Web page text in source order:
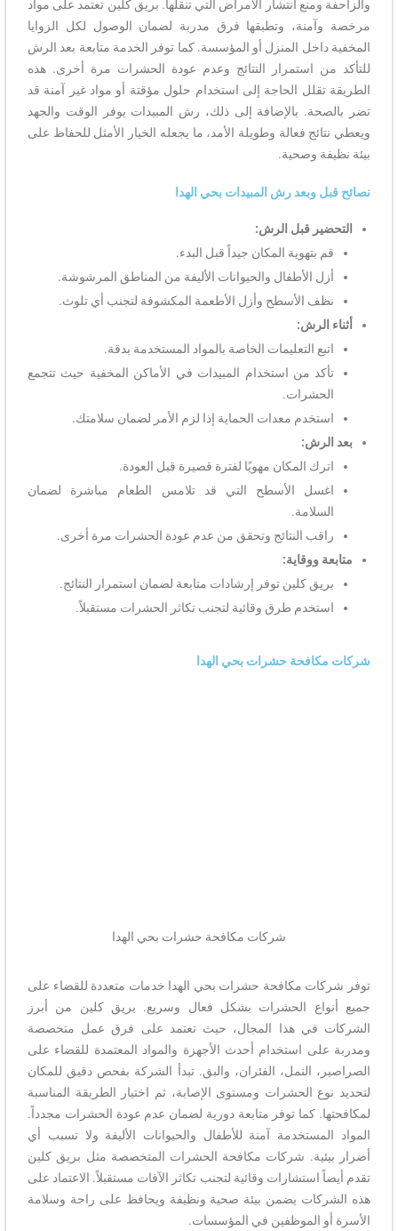
والزاحفة ومنع انتشار الأمراض التي تنقلها. بريق كلين تعتمد على مواد
مرخصة وآمنة، وتطبقها فرق مدربة لضمان الوصول لكل الزوايا
المخفية داخل المنزل أو المؤسسة. كما توفر الخدمة متابعة بعد الرش
للتأكد من استمرار النتائج وعدم عودة الحشرات مرة أخرى. هذه
الطريقة تقلل الحاجة إلى استخدام حلول مؤقتة أو مواد غير آمنة قد
تضر بالصحة. بالإضافة إلى ذلك، رش المبيدات يوفر الوقت والجهد
ويعطي نتائج فعالة وطويلة الأمد، ما يجعله الخيار الأمثل للحفاظ على
بيئة نظيفة وصحية.
نصائح قبل وبعد رش المبيدات بحي الهدا
التحضير قبل الرش:
قم بتهوية المكان جيداً قبل البدء.
أزل الأطفال والحيوانات الأليفة من المناطق المرشوشة.
نظف الأسطح وأزل الأطعمة المكشوفة لتجنب أي تلوث.
أثناء الرش:
اتبع التعليمات الخاصة بالمواد المستخدمة بدقة.
تأكد من استخدام المبيدات في الأماكن المخفية حيث تتجمع
الحشرات.
استخدم معدات الحماية إذا لزم الأمر لضمان سلامتك.
بعد الرش:
اترك المكان مهويًا لفترة قصيرة قبل العودة.
اغسل الأسطح التي قد تلامس الطعام مباشرة لضمان
السلامة.
راقب النتائج وتحقق من عدم عودة الحشرات مرة أخرى.
متابعة ووقاية:
بريق كلين توفر إرشادات متابعة لضمان استمرار النتائج.
استخدم طرق وقائية لتجنب تكاثر الحشرات مستقبلاً.
شركات مكافحة حشرات بحي الهدا
شركات مكافحة حشرات بحي الهدا​
توفر شركات مكافحة حشرات بحي الهدا خدمات متعددة للقضاء على
جميع أنواع الحشرات بشكل فعال وسريع. بريق كلين من أبرز
الشركات في هذا المجال، حيث تعتمد على فرق عمل متخصصة
ومدربة على استخدام أحدث الأجهزة والمواد المعتمدة للقضاء على
الصراصير، النمل، الفئران، والبق. تبدأ الشركة بفحص دقيق للمكان
لتحديد نوع الحشرات ومستوى الإصابة، ثم اختيار الطريقة المناسبة
لمكافحتها. كما توفر متابعة دورية لضمان عدم عودة الحشرات مجدداً.
المواد المستخدمة آمنة للأطفال والحيوانات الأليفة ولا تسبب أي
أضرار بيئية. شركات مكافحة الحشرات المتخصصة مثل بريق كلين
تقدم أيضاً استشارات وقائية لتجنب تكاثر الآفات مستقبلاً. الاعتماد على
هذه الشركات يضمن بيئة صحية ونظيفة ويحافظ على راحة وسلامة
الأسرة أو الموظفين في المؤسسات.